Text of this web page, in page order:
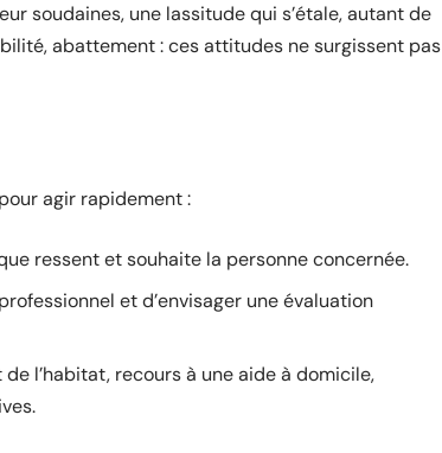
soudaines, une lassitude qui s’étale, autant de
abattement : ces attitudes ne surgissent pas
agir rapidement :
ressent et souhaite la personne concernée.
et d’envisager une évaluation
l’habitat, recours à une aide à domicile,